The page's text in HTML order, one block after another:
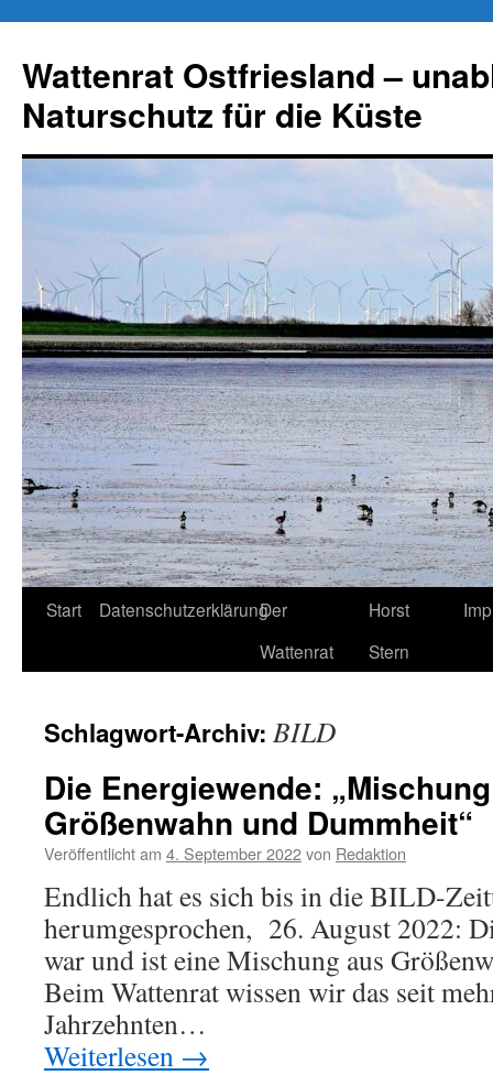
springen
Wattenrat Ostfriesland –
Naturschutz für die Küste
Start DatenschutzerklärungDer
Wattenrat
Horst
Stern
Schlagwort-Archiv: BILD
Die Energiewende:
Größenwahn und Dummheit“
Veröffentlicht am 4. September 2022von Redaktion
Endlich hat es sich bis in die BILD-
herumgesprochen, 26. August 2022:
war und ist eine Mischung aus
Beim Wattenrat wissen wir das seit
Jahrzehnten…
Weiterlesen →